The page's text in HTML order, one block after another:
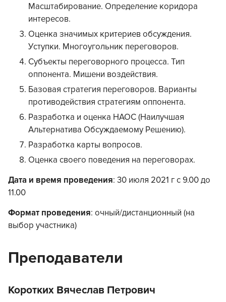
Масштабирование. Определение коридора
интересов.
Оценка значимых критериев обсуждения.
Уступки. Многоугольник переговоров.
Субъекты переговорного процесса. Тип
оппонента. Мишени воздействия.
Базовая стратегия переговоров. Варианты
противодействия стратегиям оппонента.
Разработка и оценка НАОС (Наилучшая
Альтернатива Обсуждаемому Решению).
Разработка карты вопросов.
Оценка своего поведения на переговорах.
Дата и время проведения: 30 июля 2021 г с 9.00 до
11.00
Формат проведения: очный/дистанционный (на
выбор участника)
Преподаватели
Коротких Вячеслав Петрович